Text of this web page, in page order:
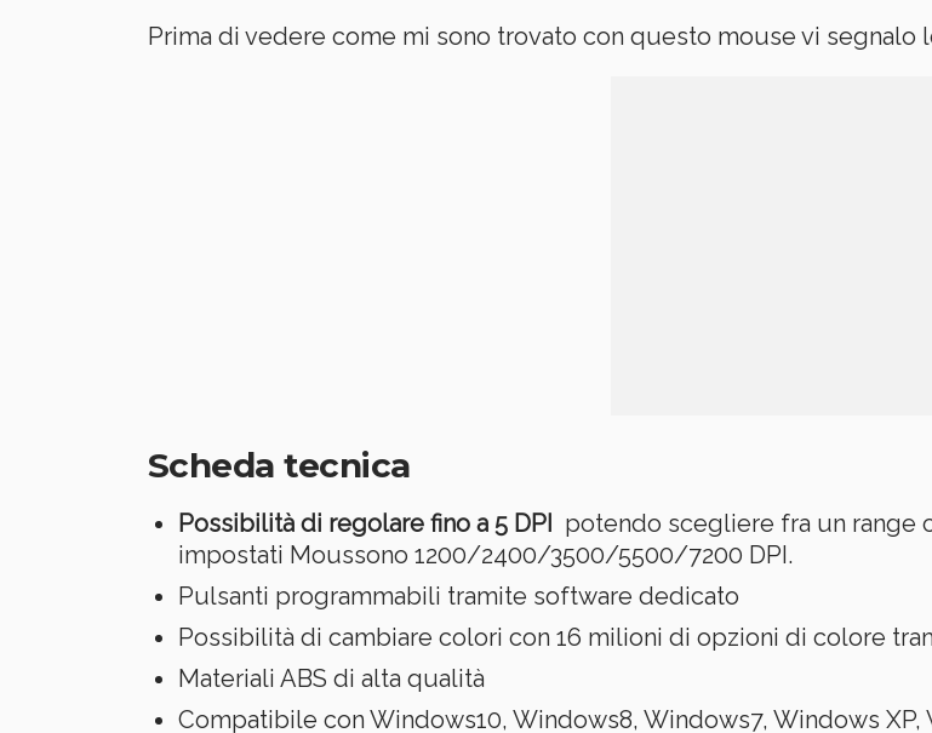
Prima di vedere come mi sono trovato con questo mouse vi
Scheda tecnica
Possibilità di regolare fino a 5 DPI potendo scegliere fra un range
impostati Moussono 1200/2400/3500/5500/7200 DPI.
Pulsanti programmabili tramite software dedicato
Possibilità di cambiare colori con 16 milioni di opzioni di colore
Materiali ABS di alta qualità
Compatibile con Windows10, Windows8, Windows7, Windows XP,